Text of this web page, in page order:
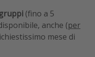
(fino a 5
anche (per
mese di